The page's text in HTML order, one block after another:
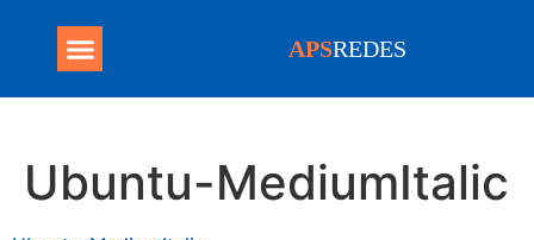
APSREDES
Ubuntu-MediumItalic